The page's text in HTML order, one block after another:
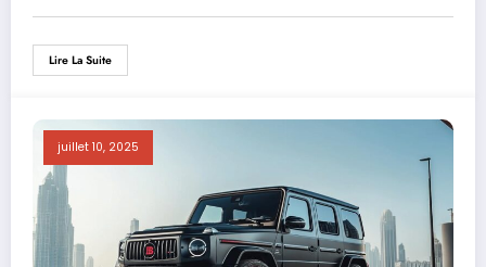
Lire La Suite
juillet 10, 2025